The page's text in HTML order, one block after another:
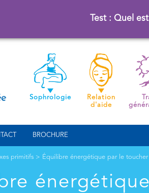
Test : Quel
Sophrologie
Relation
d'aide
BROCHURE
primitifs > Équilibre énergétique par le toucher